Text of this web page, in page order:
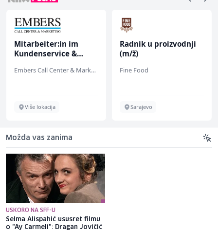
Mitarbeiter:in im
Kundenservice &
Embers Call Center & Marketing
Više lokacija
Radnik u proizvodnji
(m/ž)
Fine Food
Sarajevo
Možda vas zanima
USKORO NA SFF-U
Selma Alispahić ususret filmu
o "Ay Carmeli": Dragan Jovičić